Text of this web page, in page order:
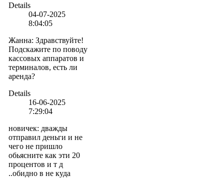
Details
04-07-2025
8:04:05
Жанна: Здравствуйте!
Подскажите по поводу
кассовых аппаратов и
терминалов, есть ли
аренда?
Details
16-06-2025
7:29:04
новичек: дважды
отправил деньги и не
чего не пришло
обьясните как эти 20
процентов и т д
..обидно в не куда